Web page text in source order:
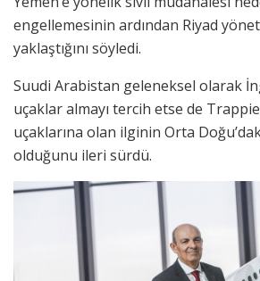
engellemesinin ardından Riyad
yaklaştığını söyledi.
Suudi Arabistan geleneksel olarak
uçaklar almayı tercih etse de
uçaklarına olan ilginin Orta
olduğunu ileri sürdü.